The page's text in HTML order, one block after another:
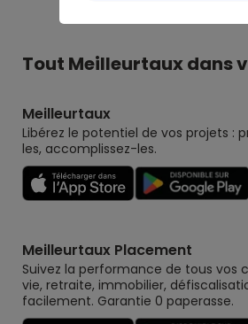
Tout Meilleurtaux dans
Meilleurtaux
Libérez le potentiel de vos projets :
les, accomplissez-les.
Meilleurtaux Placement
Suivez la performance de tous vos
vie, retraite, immobilier,
facilement. Garantie 0 paperasse.